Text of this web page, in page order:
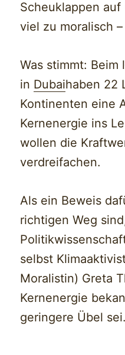
Scheuklappen
viel zu moralisch
Was stimmt:
in Dubaihaben 22
Kontinenten eine
Kernenergie ins
wollen die
verdreifachen.
Als ein Beweis
richtigen Weg
selbst
Moralistin) Greta
Kernenergie
geringere Übel sei.